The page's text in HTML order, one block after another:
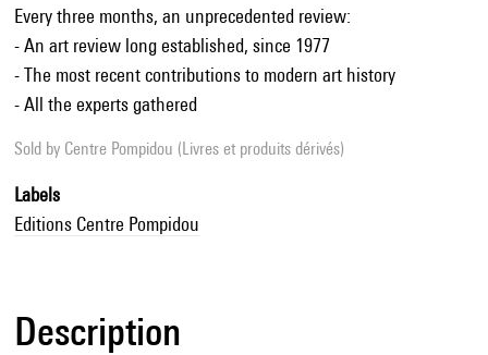
Every three months, an unprecedented review:
- An art review long established, since 1977
- The most recent contributions to modern art history
- All the experts gathered
Sold by Centre Pompidou (Livres et produits dérivés)
Labels
Editions Centre Pompidou
Description